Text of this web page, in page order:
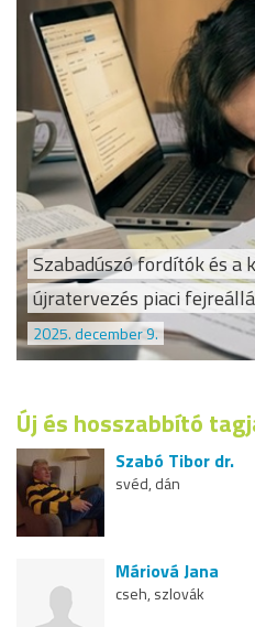
Szabadúszó fordítók és a
újratervezés piaci
2025. december 9.
Új és hosszabbító
Szabó Tibor dr.
svéd, dán
Máriová Jana
cseh, szlovák